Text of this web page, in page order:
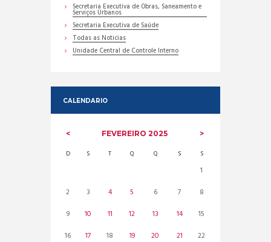
Secretaria Executiva de Obras, Saneamento e
Serviços Urbanos
Secretaria Executiva de Saúde
Todas as Noticias
Unidade Central de Controle Interno
CALENDARIO
FEVEREIRO 2025
D S T Q Q S S
1
2
3 4 5 6 7
8
9
10 11 12 13 14
15
16
17 18 19 20 21 22